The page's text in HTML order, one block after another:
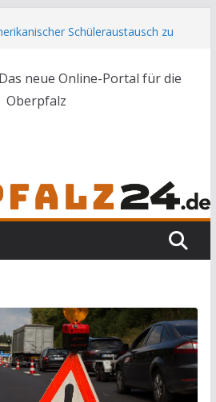
Schüleraustausch zu
in Gebäude in Reuth
Brückengeländer in Weiden
Das neue Online-Portal für die
Oberpfalz